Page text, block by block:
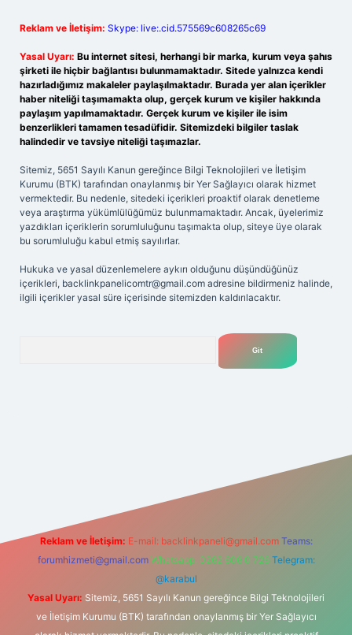
Reklam ve İletişim: Skype: live:.cid.575569c608265c69
Yasal Uyarı: Bu internet sitesi, herhangi bir marka, kurum veya şahıs
şirketi ile hiçbir bağlantısı bulunmamaktadır. Sitede yalnızca kendi
hazırladığımız makaleler paylaşılmaktadır. Burada yer alan içerikler
haber niteliği taşımamakta olup, gerçek kurum ve kişiler hakkında
paylaşım yapılmamaktadır. Gerçek kurum ve kişiler ile isim
benzerlikleri tamamen tesadüfidir. Sitemizdeki bilgiler taslak
halindedir ve tavsiye niteliği taşımazlar.
Sitemiz, 5651 Sayılı Kanun gereğince Bilgi Teknolojileri ve İletişim
Kurumu (BTK) tarafından onaylanmış bir Yer Sağlayıcı olarak hizmet
vermektedir. Bu nedenle, sitedeki içerikleri proaktif olarak denetleme
veya araştırma yükümlülüğümüz bulunmamaktadır. Ancak, üyelerimiz
yazdıkları içeriklerin sorumluluğunu taşımakta olup, siteye üye olarak
bu sorumluluğu kabul etmiş sayılırlar.
Hukuka ve yasal düzenlemelere aykırı olduğunu düşündüğünüz
içerikleri, backlinkpanelicomtr@gmail.com adresine bildirmeniz halinde,
ilgili içerikler yasal süre içerisinde sitemizden kaldırılacaktır.
Reklam ve İletişim: E-mail: backlinkpaneli@gmail.com Teams:
forumhizmeti@gmail.com Whatsapp: 0262 606 0 726 Telegram:
@karabul
Yasal Uyarı: Sitemiz, 5651 Sayılı Kanun gereğince Bilgi Teknolojileri
ve İletişim Kurumu (BTK) tarafından onaylanmış bir Yer Sağlayıcı